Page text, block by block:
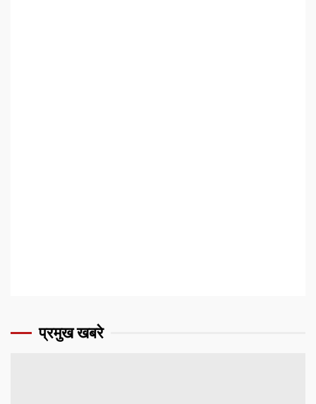
प्रमुख खबरे